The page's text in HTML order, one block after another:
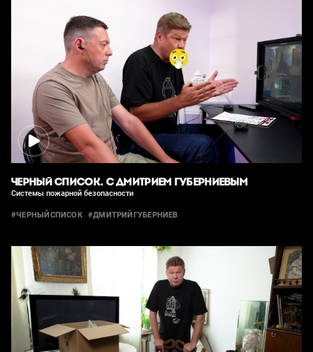
ЧЕРНЫЙ СПИСОК. С ДМИТРИЕМ ГУБЕРНИЕВЫМ
Системы пожарной безопасности
#ЧЕРНЫЙСПИСОК #ДМИТРИЙГУБЕРНИЕВ